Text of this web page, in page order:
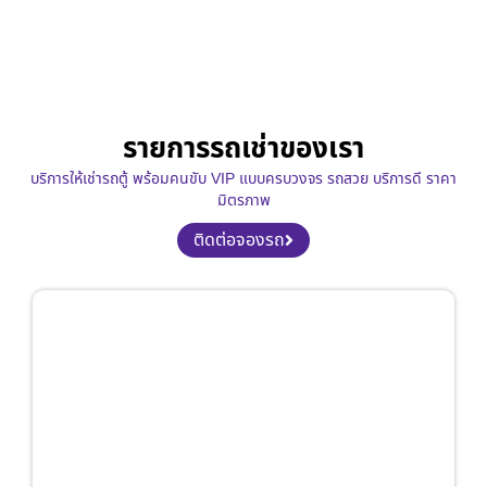
รายการรถเช่าของเรา
บริการให้เช่ารถตู้ พร้อมคนขับ VIP แบบครบวงจร รถสวย บริการดี ราคา
มิตรภาพ
ติดต่อจองรถ